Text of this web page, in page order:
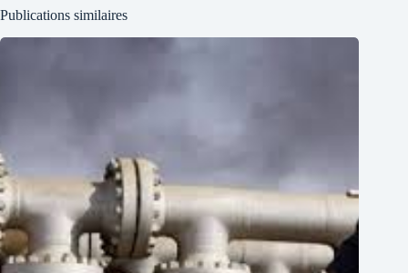
Publications similaires